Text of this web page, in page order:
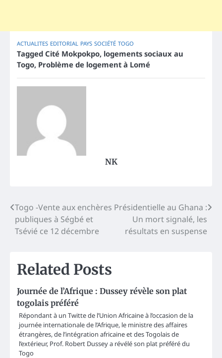
ACTUALITES EDITORIAL PAYS SOCIÉTÉ TOGO
Tagged Cité Mokpokpo, logements sociaux au
Togo, Problème de logement à Lomé
NK
Post
navigation
Togo -Vente aux enchères
publiques à Ségbé et
Tsévié ce 12 décembre
Présidentielle au Ghana :
Un mort signalé, les
résultats en suspense
Related Posts
Journée de l’Afrique : Dussey révèle son plat
togolais préféré
Répondant à un Twitte de l’Union Africaine à l’occasion de la
journée internationale de l’Afrique, le ministre des affaires
étrangères, de l’intégration africaine et des Togolais de
l’extérieur, Prof. Robert Dussey a révélé son plat préféré du
Togo